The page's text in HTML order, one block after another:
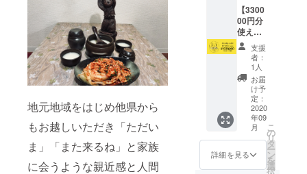
地元地域をはじめ他県から
もお越しいただき「ただい
ま」「また来るね」と家族
に会うような親近感と人間
す。
け先情
報」が
必須に
なって
おりま
すが、
カード
の配送
はいた
しませ
ん。受
け渡し
時のご
本人確
い。 ※
有効期
限は
2021年
2月末日
までと
なりま
す。 ※
有効期
限を過
ぎます
と、残
高は無
効とな
ります
に、店
舗ス
タッフ
より心
からの
お礼の
メッ
セージ
をお伝
えしま
す。 ※
カード
は2020
年9月1
日以降
【3300
00円分
使える
のBUY
LOCAL
nagoya
カー
ド】 ・
店舗で
使える
330000
円分の
カー食
券ドを
お渡し
支援
者：
1人
お届
け予
定：
2020
年09
月
詳細を見る
こ
の
リ
タ
ー
ン
を
選
択